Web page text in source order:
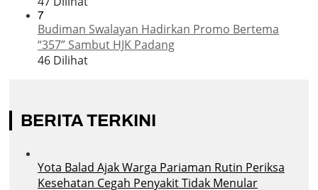
7
Budiman Swalayan Hadirkan Promo Bertema
“357” Sambut HJK Padang
46 Dilihat
BERITA TERKINI
Yota Balad Ajak Warga Pariaman Rutin Periksa
Kesehatan Cegah Penyakit Tidak Menular